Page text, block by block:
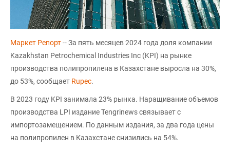
Маркет Репорт-- За пять месяцев 2024 года доля компании
Kazakhstan Petrochemical Industries Inc (KPI) на рынке
производства полипропилена в Казахстане выросла на 30%,
до 53%, сообщает Rupec.
В 2023 году KPI занимала 23% рынка. Наращивание объемов
производства LPI издание Tengrinews связывает с
импортозамещением. По данным издания, за два года цены
на полипропилен в Казахстане снизились на 54%.